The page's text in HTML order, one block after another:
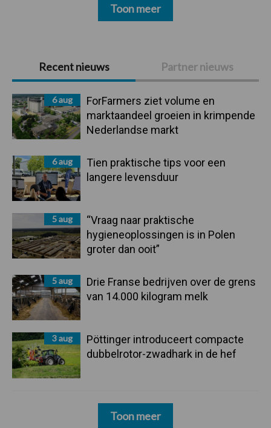
Primaire
Sidebar
Recent nieuws Partner nieuws
6 aug
ForFarmers ziet volume en
marktaandeel groeien in krimpende
Nederlandse markt
6 aug
Tien praktische tips voor een
langere levensduur
5 aug
“Vraag naar praktische
hygieneoplossingen is in Polen
groter dan ooit”
5 aug
Drie Franse bedrijven over de grens
van 14.000 kilogram melk
3 aug
Pöttinger introduceert compacte
dubbelrotor-zwadhark in de hef
Toon meer
Toon meer